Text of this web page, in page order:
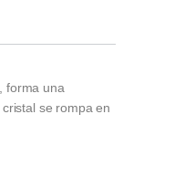
forma una
se rompa en